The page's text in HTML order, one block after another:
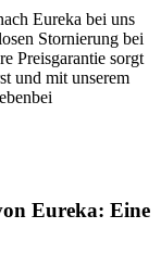
Eureka bei uns
Stornierung bei
Preisgarantie sorgt
und mit unserem
Eureka: Eine